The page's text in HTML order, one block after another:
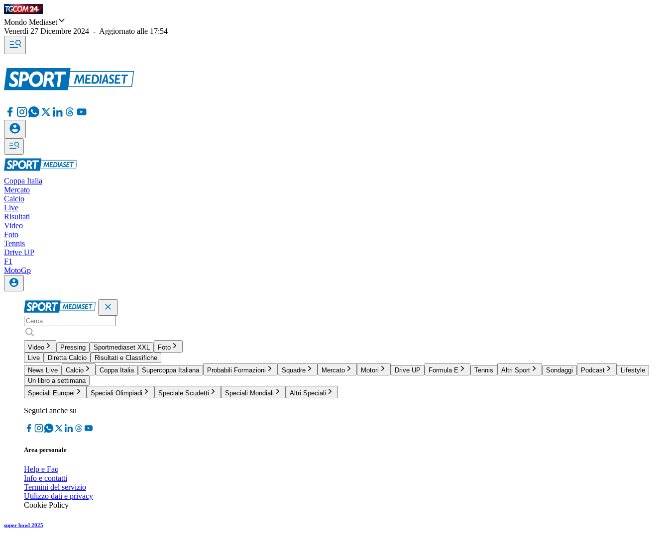
Mondo Mediaset
Venerdì 27 Dicembre 2024 - Aggiornato alle 17:54
Coppa Italia
Mercato
Calcio
Live
Risultati
Video
Foto
Tennis
Drive UP
F1
MotoGp
Video Pressing Sportmediaset XXL
Foto
Live
Diretta Calcio
Risultati e Classifiche
News Live
Calcio Coppa Italia Supercoppa Italiana Probabili Formazioni Squadre Mercato Motori Drive UP Formula E Tennis Altri Sport Sondaggi Podcast
Lifestyle
Un libro a settimana
Speciali Europei
Speciali Olimpiadi Speciale Scudetti Speciali Mondiali Altri Speciali
Seguici anche su
Area personale
Help e Faq
Info e contatti
Termini del servizio
Utilizzo dati e privacy
Cookie Policy
super bowl 2025